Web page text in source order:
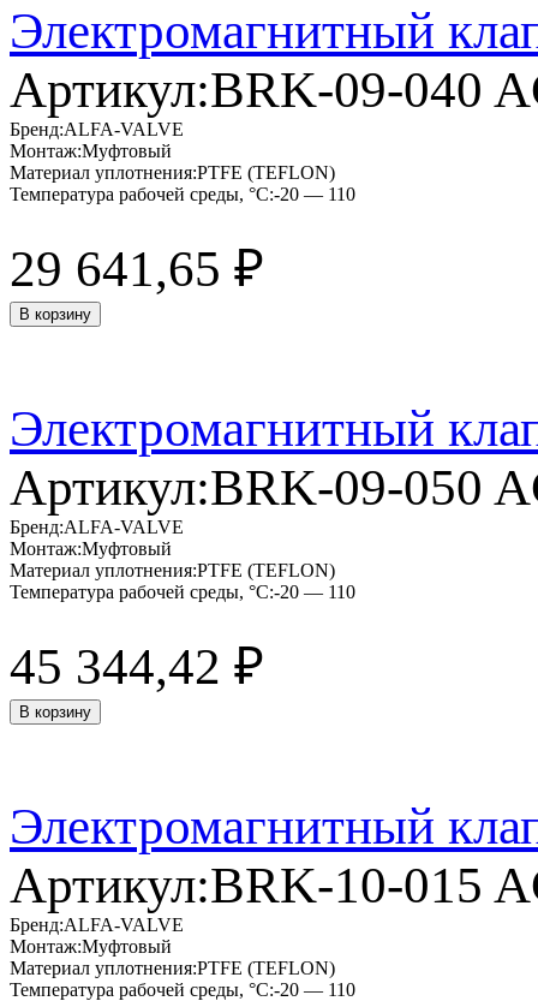
Электромагнитный
Артикул:BRK-09-040
Бренд:ALFA-VALVE
Монтаж:Муфтовый
Материал уплотнения:PTFE (TEFLON)
Температура рабочей среды, °C:-20 — 110
29 641,65 ₽
В корзину
Электромагнитный
Артикул:BRK-09-050
Бренд:ALFA-VALVE
Монтаж:Муфтовый
Материал уплотнения:PTFE (TEFLON)
Температура рабочей среды, °C:-20 — 110
45 344,42 ₽
В корзину
Электромагнитный
Артикул:BRK-10-015
Бренд:ALFA-VALVE
Монтаж:Муфтовый
Материал уплотнения:PTFE (TEFLON)
Температура рабочей среды, °C:-20 — 110